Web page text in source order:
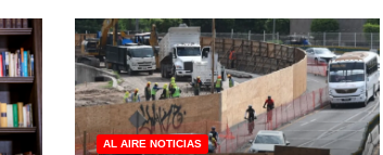
AL AIRE NOTICIAS